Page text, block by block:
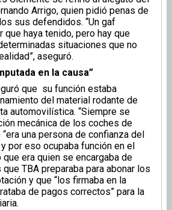
Arrigo, quien pidió penas de
sus defendidos. “Un gaf
haya tenido, pero hay que
situaciones que no
aseguró.
en la causa”
que su función estaba
del material rodante de
automovilística. “Siempre se
mecánica de los coches de
una persona de confianza del
por eso ocupaba función en el
que era quien se encargaba de
TBA preparaba para abonar los
y que “los firmaba en la
de pagos correctos” para la